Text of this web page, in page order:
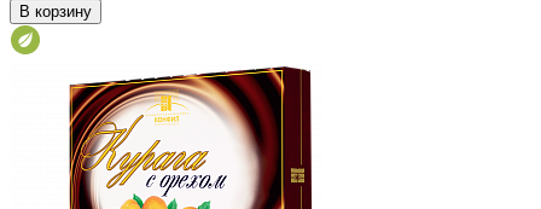
В корзину